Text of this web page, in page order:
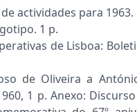
actividades para 1963.
1 p.
de Lisboa:
de Oliveira a
1 p. Anexo: